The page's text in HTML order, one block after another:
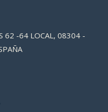
62 -64 LOCAL, 08304 -